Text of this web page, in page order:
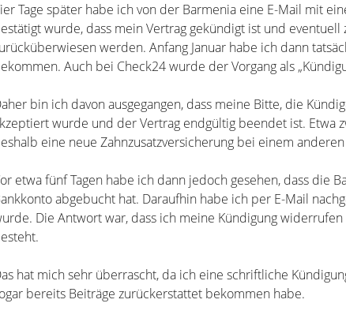
Tage später habe ich von der Barmenia eine E-Mail mit
wurde, dass mein Vertrag gekündigt ist und eventuell
werden. Anfang Januar habe ich dann
Auch bei Check24 wurde der Vorgang als
bin ich davon ausgegangen, dass meine Bitte, die
wurde und der Vertrag endgültig beendet ist. Etwa
eine neue Zahnzusatzversicherung bei einem
etwa fünf Tagen habe ich dann jedoch gesehen, dass die
abgebucht hat. Daraufhin habe ich per E-Mail
Die Antwort war, dass ich meine Kündigung
hat mich sehr überrascht, da ich eine schriftliche
bereits Beiträge zurückerstattet bekommen habe.